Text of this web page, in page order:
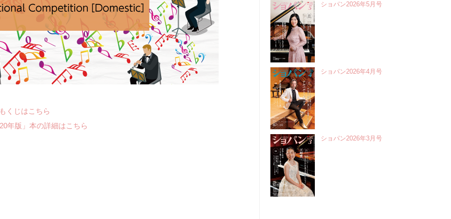
くじはこちら
年版」本の詳細はこちら
ショパン2026年5月号
ショパン2026年4月号
ショパン2026年3月号